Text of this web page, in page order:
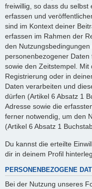
freiwillig, so dass du selbst
erfassen und
sind im Kontext deiner
erfassen im Rahmen der
den
personenbezogener
sowie den Zeitstempel.
Registrierung oder in
Daten verarbeiten und
dürfen (Artikel 6 Absatz 1
Adresse sowie die
ferner notwendig, um den
(Artikel 6 Absatz 1
Du kannst die erteilte
dir in deinem Profil
PERSONENBEZOGENE
Bei der Nutzung unseres